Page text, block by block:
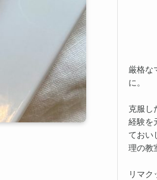
厳格な
に。
克服し
経験を
ておい
理の教
リマク